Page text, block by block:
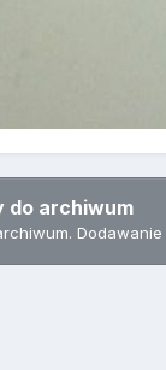
do archiwum